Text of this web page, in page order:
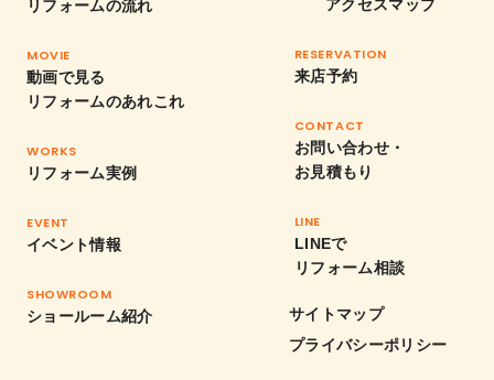
リフォームの流れ
MOVIE
動画で見る
リフォームのあれこれ
WORKS
リフォーム実例
EVENT
イベント情報
SHOWROOM
ショールーム紹介
アクセスマップ
RESERVATION
来店予約
CONTACT
お問い合わせ・
お見積もり
LINE
LINEで
リフォーム相談
サイトマップ
プライバシーポリシー